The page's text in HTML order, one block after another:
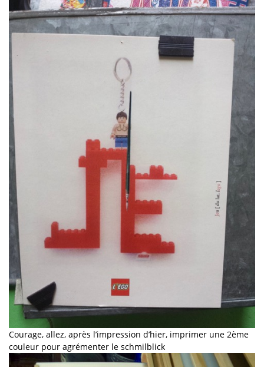
Courage, allez, après l’impression d’hier, imprimer une 2ème
couleur pour agrémenter le schmilblick